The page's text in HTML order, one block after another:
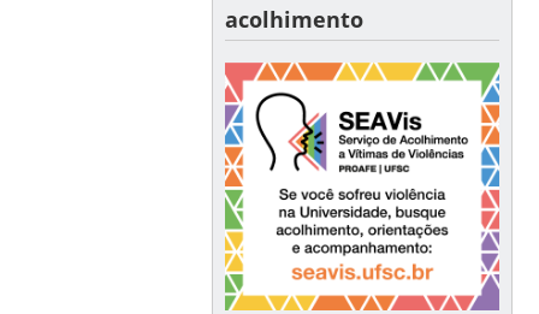
acolhimento